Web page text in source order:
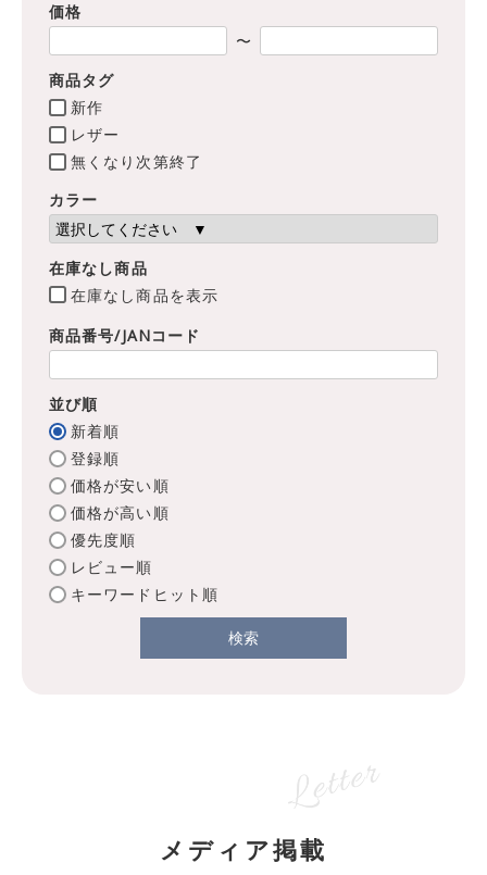
価格
〜
商品タグ
新作
レザー
無くなり次第終了
カラー
在庫なし商品
在庫なし商品を表示
商品番号/JANコード
並び順
新着順
登録順
価格が安い順
価格が高い順
優先度順
レビュー順
キーワードヒット順
検索
メディア掲載